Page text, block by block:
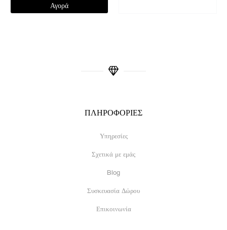
Αγορά
ΠΛΗΡΟΦΟΡΙΕΣ
Υπηρεσίες
Σχετικά με εμάς
Blog
Συσκευασία Δώρου
Επικοινωνία